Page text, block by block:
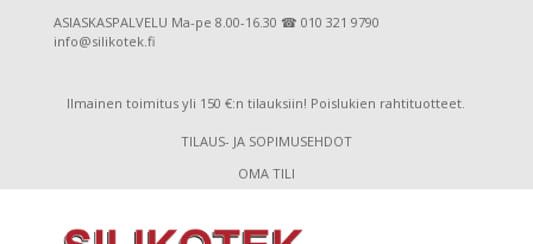
ASIASKASPALVELU Ma-pe 8.00-16.30 ☎ 010 321 9790
info@silikotek.fi
Ilmainen toimitus yli 150 €:n tilauksiin! Poislukien rahtituotteet.
TILAUS- JA SOPIMUSEHDOT
OMA TILI